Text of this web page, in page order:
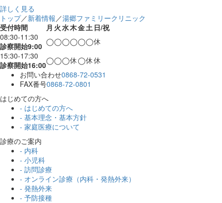
詳しく見る
トップ／新着情報／湯郷ファミリークリニック
受付時間
月 火水木金土 日/祝
08:30-11:30
診察開始9:00 ◯◯◯◯◯◯休
15:30-17:30
診察開始16:00◯◯◯休◯休休
お問い合わせ0868-72-0531
FAX番号0868-72-0801
はじめての方へ
- はじめての方へ
- 基本理念・基本方針
- 家庭医療について
診療のご案内
- 内科
- 小児科
- 訪問診療
- オンライン診療（内科・発熱外来）
- 発熱外来
- 予防接種